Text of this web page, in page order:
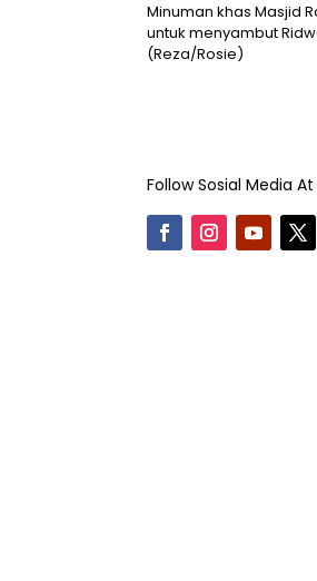
Minuman khas Masjid
untuk menyambut
(Reza/Rosie)
Follow Sosial Media